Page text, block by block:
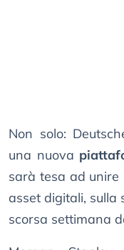
Non solo:
una nuova
sarà tesa ad unire
asset digitali, sulla
scorsa settimana